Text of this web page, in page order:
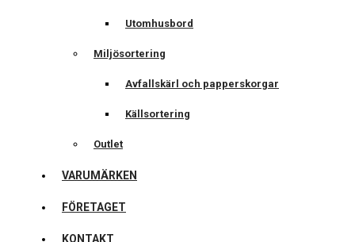
Utomhusbord
Miljösortering
Avfallskärl och papperskorgar
Källsortering
Outlet
VARUMÄRKEN
FÖRETAGET
KONTAKT